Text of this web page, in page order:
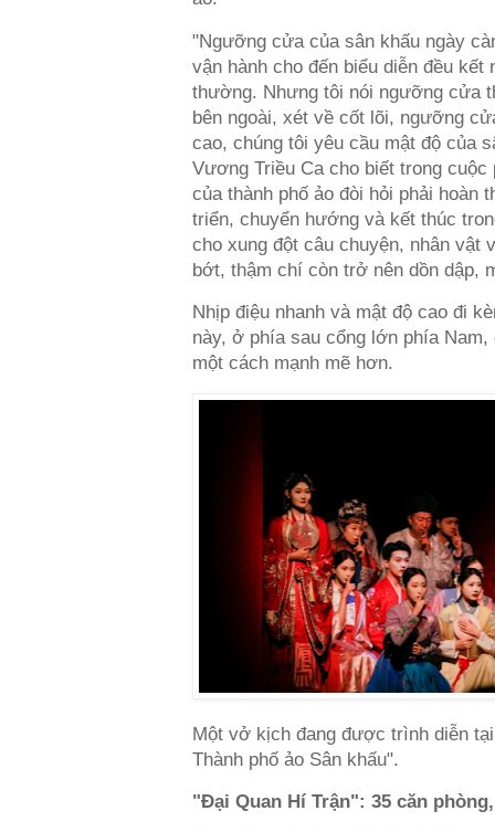
"Ngưỡng cửa của sân khấu ngày
vận hành cho đến biểu diễn đều
thường. Nhưng tôi nói ngưỡng cửa
bên ngoài, xét về cốt lõi, ngưỡng
cao, chúng tôi yêu cầu mật độ của
Vương Triều Ca cho biết trong
của thành phố ảo đòi hỏi phải hoàn
triển, chuyển hướng và kết thúc
cho xung đột câu chuyện, nhân vật
bớt, thậm chí còn trở nên dồn dập,
Nhịp điệu nhanh và mật độ cao đi
này, ở phía sau cổng lớn phía
một cách mạnh mẽ hơn.
Một vở kịch đang được trình diễn
Thành phố ảo Sân khấu".
"Đại Quan Hí Trận": 35 căn